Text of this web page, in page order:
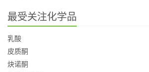
最受关注化学品
乳酸
皮质酮
炔诺酮